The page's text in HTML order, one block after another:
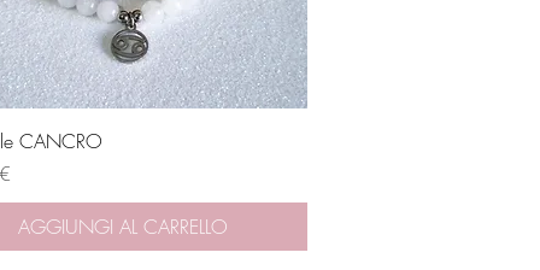
Vista rapida
CANCRO
AGGIUNGI AL CARRELLO